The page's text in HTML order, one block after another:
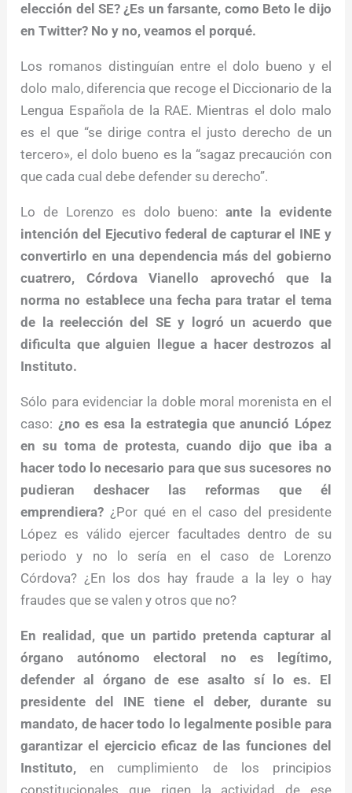
elección del SE? ¿Es un farsante, como Beto le dijo
en Twitter? No y no, veamos el porqué.
Los romanos distinguían entre el dolo bueno y el
dolo malo, diferencia que recoge el Diccionario de la
Lengua Española de la RAE. Mientras el dolo malo
es el que “se dirige contra el justo derecho de un
tercero», el dolo bueno es la “sagaz precaución con
que cada cual debe defender su derecho”.
Lo de Lorenzo es dolo bueno:ante la evidente
intención del Ejecutivo federal de capturar el INE y
convertirlo en una dependencia más del gobierno
cuatrero, Córdova Vianello aprovechó que la
norma no establece una fecha para tratar el tema
de la reelección del SE y logró un acuerdo que
dificulta que alguien llegue a hacer destrozos al
Instituto.
Sólo para evidenciar la doble moral morenista en el
caso: ¿no es esa la estrategia que anunció López
en su toma de protesta, cuando dijo que iba a
hacer todo lo necesario para que sus sucesores no
pudieran deshacer las reformas que él
emprendiera? ¿Por qué en el caso del presidente
López es válido ejercer facultades dentro de su
periodo y no lo sería en el caso de Lorenzo
Córdova? ¿En los dos hay fraude a la ley o hay
fraudes que se valen y otros que no?
En realidad, que un partido pretenda capturar al
órgano autónomo electoral no es legítimo,
defender al órgano de ese asalto sí lo es. El
presidente del INE tiene el deber, durante su
mandato, de hacer todo lo legalmente posible para
garantizar el ejercicio eficaz de las funciones del
Instituto, en cumplimiento de los principios